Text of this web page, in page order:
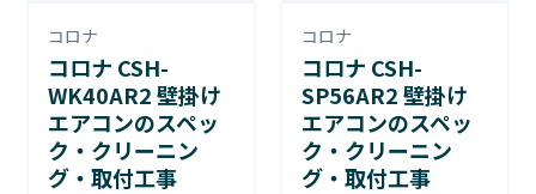
コロナ
コロナ CSH-
WK40AR2 壁掛け
エアコンのスペッ
ク・クリーニン
グ・取付工事
コロナ
コロナ CSH-
SP56AR2 壁掛け
エアコンのスペッ
ク・クリーニン
グ・取付工事